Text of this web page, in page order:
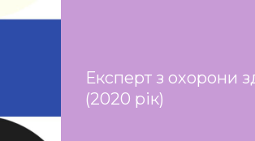
Експерт з охорони
(2020 рік)